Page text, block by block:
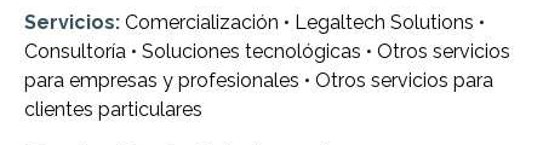
Servicios: Comercialización • Legaltech Solutions •
Consultoría • Soluciones tecnológicas • Otros servicios
para empresas y profesionales • Otros servicios para
clientes particulares